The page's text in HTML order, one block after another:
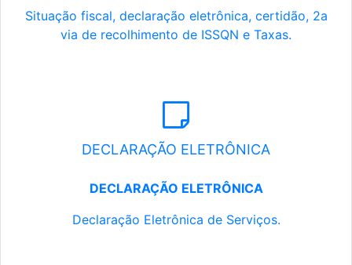
Situação fiscal, declaração eletrônica, certidão, 2a
via de recolhimento de ISSQN e Taxas.
DECLARAÇÃO ELETRÔNICA
DECLARAÇÃO ELETRÔNICA
Declaração Eletrônica de Serviços.